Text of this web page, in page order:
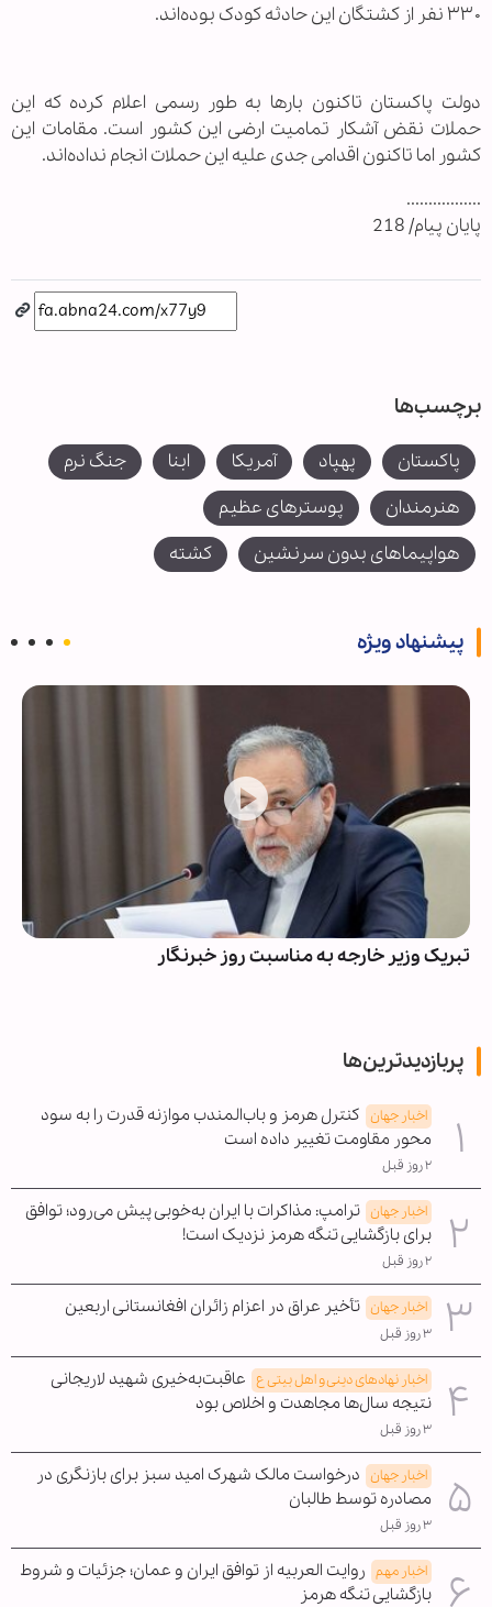
۳۳۰ نفر از کشتگان این حادثه کودک بوده‌اند.
دولت پاکستان تاکنون بارها به طور رسمی اعلام کرده که این
حملات نقض آشکار تمامیت ارضی این کشور است. مقامات این
کشور اما تاکنون اقدامی جدی علیه این حملات انجام نداده‌اند.
.................
پایان پیام/ 218
برچسب‌ها
پاکستان پهپاد آمریکا ابنا
جنگ نرم
هنرمندان
پوسترهای عظیم
هواپیماهای بدون سرنشین
کشته
پیشنهاد ویژه
تبریک وزیر خارجه به مناسبت روز خبرنگار
پربازدیدترین‌ها
اخبار جهان کنترل هرمز و باب‌المندب موازنه قدرت را به سود
محور مقاومت تغییر داده است
۲ روز قبل
اخبار جهان ترامپ: مذاکرات با ایران به‌خوبی پیش می‌رود؛ توافق
برای بازگشایی تنگه هرمز نزدیک است!
۲ روز قبل
اخبار جهان تأخیر عراق در اعزام زائران افغانستانی اربعین
۳ روز قبل
اخبار نهادهای دینی و اهل بیتی ع عاقبت‌به‌خیری شهید لاریجانی
نتیجه سال‌ها مجاهدت و اخلاص بود
۳ روز قبل
اخبار جهان درخواست مالک شهرک امید سبز برای بازنگری در
مصادره توسط طالبان
۳ روز قبل
اخبار مهم روایت العربیه از توافق ایران و عمان؛ جزئیات و شروط
بازگشایی تنگه هرمز